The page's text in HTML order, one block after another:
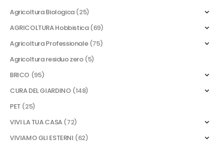
Agricoltura Biologica (25)
AGRICOLTURA Hobbistica (69)
Agricoltura Professionale (75)
Agricoltura residuo zero (5)
BRICO (95)
CURA DEL GIARDINO (148)
PET (25)
VIVI LA TUA CASA (72)
VIVIAMO GLI ESTERNI (62)